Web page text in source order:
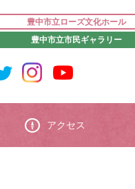
豊中市立ローズ文化ホール
豊中市立市民ギャラリー
アクセス